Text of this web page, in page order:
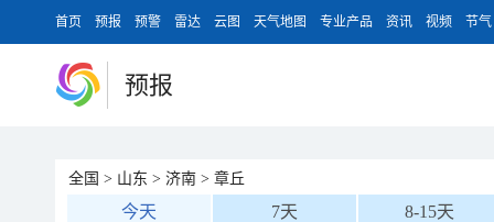
首页 预报 预警 雷达 云图 天气地图 专业产品 资讯 视频 节气
预报
全国 > 山东 > 济南 > 章丘
今天 7天 8-15天